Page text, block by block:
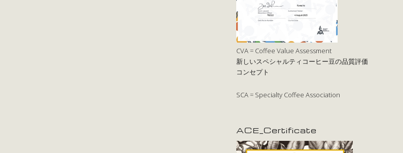
CVA = Coffee Value Assessment
新しいスペシャルティコーヒー豆の品質評価
コンセプト
SCA = Specialty Coffee Association
ACE_Certificate